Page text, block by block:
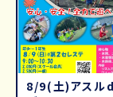
8/9(土)アスル